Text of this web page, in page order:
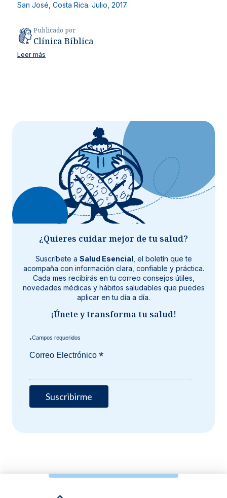
San José, Costa Rica. Julio, 2017.
Publicado por
Clínica Bíblica
Leer más
¿Quieres cuidar mejor de tu salud?
Suscríbete a Salud Esencial , el boletín que te
acompaña con información clara, confiable y práctica.
Cada mes recibirás en tu correo consejos útiles,
novedades médicas y hábitos saludables que puedes
aplicar en tu día a día.
¡Únete y transforma tu salud!
*
Correo Electrónico*